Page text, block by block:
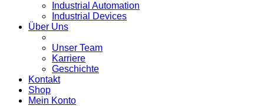
Industrial Automation
Industrial Devices
Über Uns
Unser Team
Karriere
Geschichte
Kontakt
Shop
Mein Konto